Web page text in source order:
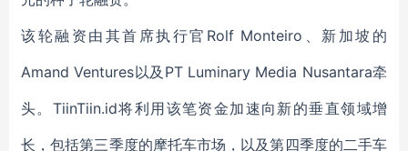
该轮融资由其首席执行官Rolf Monteiro、新加坡的
Amand Ventures以及PT Luminary Media Nusantara牵
头。TiinTiin.id将利用该笔资金加速向新的垂直领域增
长，包括第三季度的摩托车市场，以及第四季度的二手车